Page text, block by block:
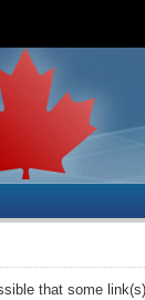
to
main
content
to
side
navigation
to
site
information
HTML
version
key)
with the escape
that some